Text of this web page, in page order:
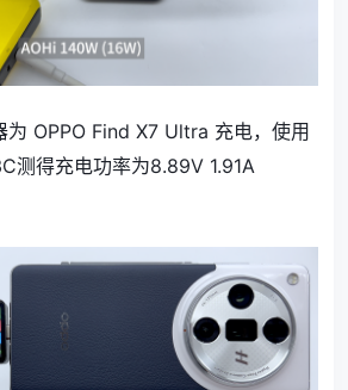
为 OPPO Find X7 Ultra 充电，使用
测得充电功率为8.89V 1.91A